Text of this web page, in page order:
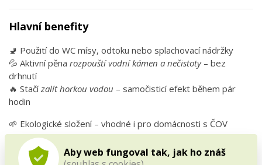
Aby web fungoval tak, jak ho znáš
Hlavní benefity
🚽 Použití do WC mísy, odtoku nebo splachovací nádržky
💦 Aktivní pěna rozpouští vodní kámen a nečistoty– bez
drhnutí
🔥 Stačízalít horkou vodou – samočisticí efekt během pár
hodin
🌱 Ekologické složení – vhodné i pro domácnosti s ČOV
⏳ Pravidelné použití = dlouhodobá svěžest a čistota